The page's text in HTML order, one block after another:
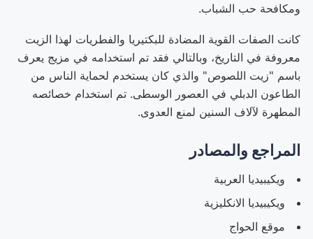
ومكافحة حب الشباب.
كانت الصفات القوية المضادة للبكتيريا والفطريات لهذا الزيت
معروفة في التاريخ، وبالتالي فقد تم استخدامه في مزيج يعرف
باسم "زيت اللصوص" والذي كان يستخدم لحماية الناس من
الطاعون الدبلي في العصور الوسطى. تم استخدام خصائصه
المطهرة لآلاف السنين لمنع العدوى.
المراجع والمصادر
ويكيبيديا العربية
ويكيبيديا الانكليزية
موقع الحواج